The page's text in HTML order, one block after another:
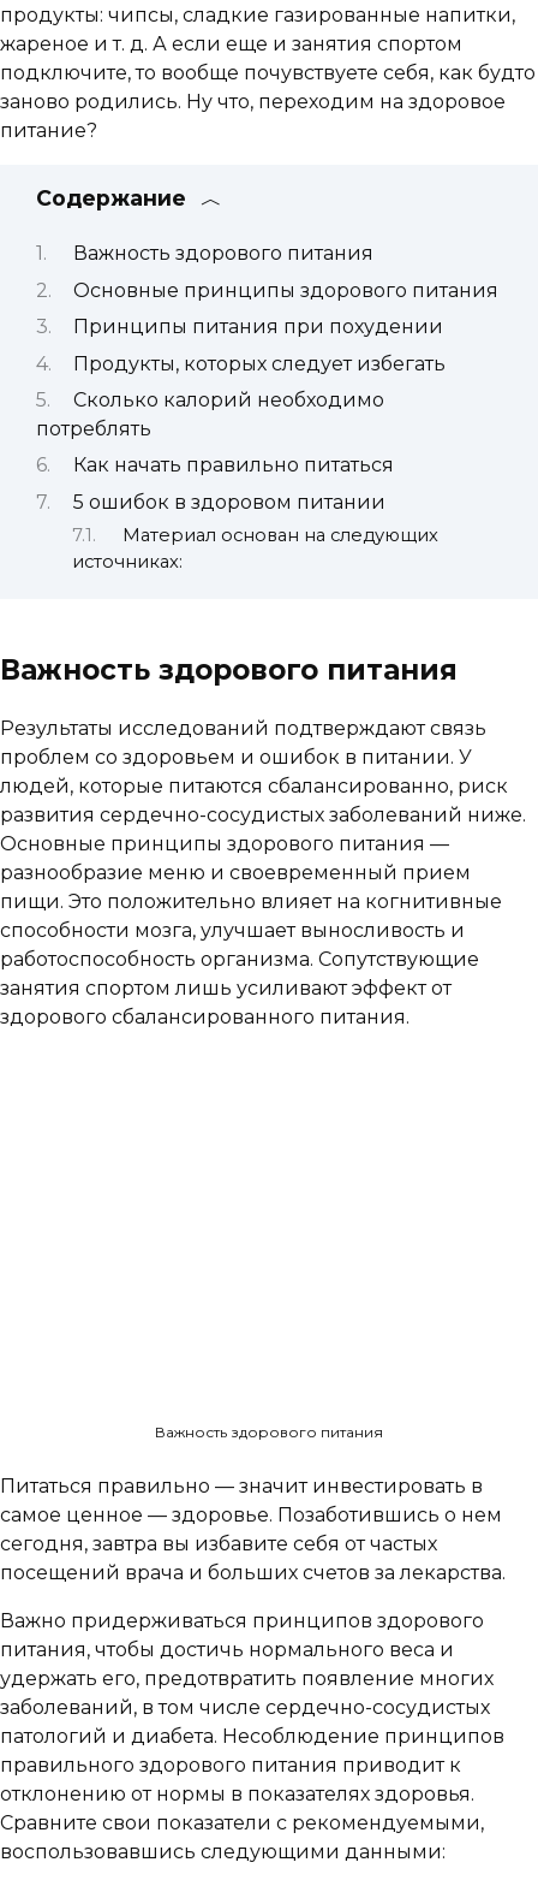
продукты: чипсы, сладкие газированные напитки,
жареное и т. д. А если еще и занятия спортом
подключите, то вообще почувствуете себя, как будто
заново родились. Ну что, переходим на здоровое
питание?
Содержание
Важность здорового питания
Основные принципы здорового питания
Принципы питания при похудении
Продукты, которых следует избегать
Сколько калорий необходимо
потреблять
Как начать правильно питаться
5 ошибок в здоровом питании
Материал основан на следующих
источниках:
Важность здорового питания
Результаты исследований подтверждают связь
проблем со здоровьем и ошибок в питании. У
людей, которые питаются сбалансированно, риск
развития сердечно-сосудистых заболеваний ниже.
Основные принципы здорового питания —
разнообразие меню и своевременный прием
пищи. Это положительно влияет на когнитивные
способности мозга, улучшает выносливость и
работоспособность организма. Сопутствующие
занятия спортом лишь усиливают эффект от
здорового сбалансированного питания.
Важность здорового питания
Питаться правильно — значит инвестировать в
самое ценное — здоровье. Позаботившись о нем
сегодня, завтра вы избавите себя от частых
посещений врача и больших счетов за лекарства.
Важно придерживаться принципов здорового
питания, чтобы достичь нормального веса и
удержать его, предотвратить появление многих
заболеваний, в том числе сердечно-сосудистых
патологий и диабета. Несоблюдение принципов
правильного здорового питания приводит к
отклонению от нормы в показателях здоровья.
Сравните свои показатели с рекомендуемыми,
воспользовавшись следующими данными: